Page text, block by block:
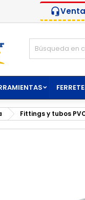
headset_mic
Fittings y tubos
Crear nueva lista
Nombre de la lista
Debe iniciar sesión